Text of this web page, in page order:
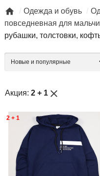
 Одежда и обувь
повседневная для
рубашки, толстовки,
Акция: 2 + 1 close
2 + 1